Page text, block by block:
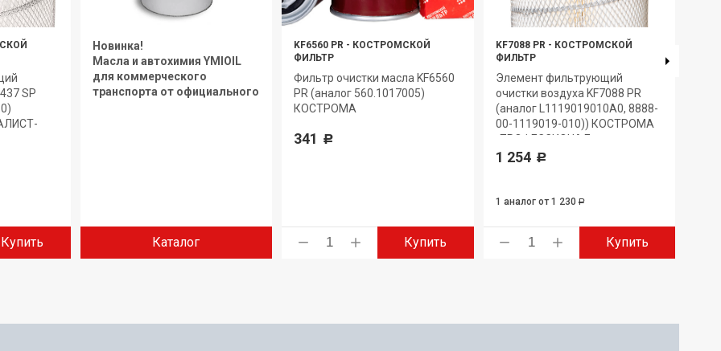
SP
Купить
Новинка!
Масла и автохимия YMIOIL
для коммерческого
транспорта от официального
Каталог
KF6560 PR - КОСТРОМСКОЙ
ФИЛЬТР
Фильтр очистки масла KF6560
PR (аналог 560.1017005)
КОСТРОМА
341 Р
Купить
KF7088 PR - КОСТРОМСКОЙ
ФИЛЬТР
Элемент фильтрующий
очистки воздуха KF7088 PR
(аналог L1119019010A0, 8888-
00-1119019-010)) КОСТРОМА
-ПРОФЕССИОНАЛ-
1 254 Р
1 аналог от 1 230 Р
Купить